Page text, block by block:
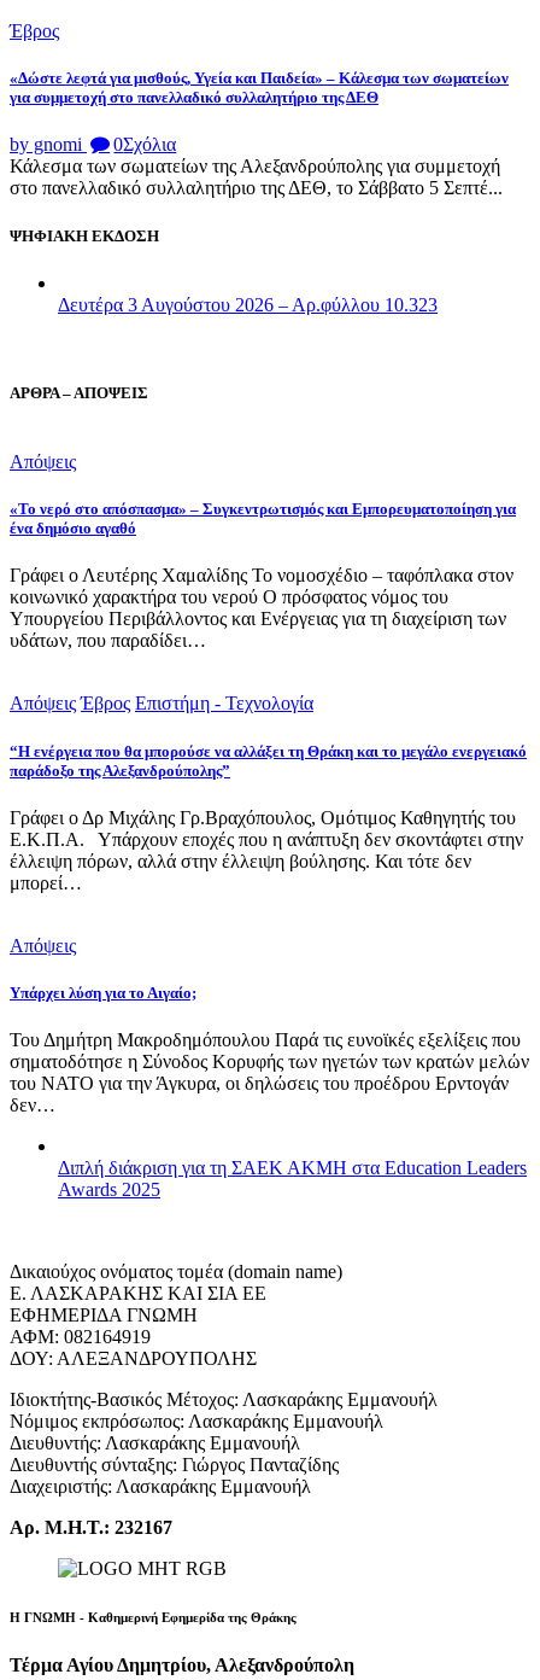
Έβρος
«Δώστε λεφτά για μισθούς, Υγεία και Παιδεία» – Κάλεσμα των σωματείων
για συμμετοχή στο πανελλαδικό συλλαλητήριο της ΔΕΘ
by gnomi 0Σχόλια
Κάλεσμα των σωματείων της Αλεξανδρούπολης για συμμετοχή
στο πανελλαδικό συλλαλητήριο της ΔΕΘ, το Σάββατο 5 Σεπτέ...
ΨΗΦΙΑΚΗ ΕΚΔΟΣΗ
Δευτέρα 3 Αυγούστου 2026 – Αρ.φύλλου 10.323
ΑΡΘΡΑ – ΑΠΟΨΕΙΣ
Απόψεις
«Το νερό στο απόσπασμα» – Συγκεντρωτισμός και Εμπορευματοποίηση για
ένα δημόσιο αγαθό
Γράφει ο Λευτέρης Χαμαλίδης Το νομοσχέδιο – ταφόπλακα στον
κοινωνικό χαρακτήρα του νερού Ο πρόσφατος νόμος του
Υπουργείου Περιβάλλοντος και Ενέργειας για τη διαχείριση των
υδάτων, που παραδίδει…
Απόψεις Έβρος Επιστήμη - Τεχνολογία
“Η ενέργεια που θα μπορούσε να αλλάξει τη Θράκη και το μεγάλο ενεργειακό
παράδοξο της Αλεξανδρούπολης”
Γράφει ο Δρ Μιχάλης Γρ.Βραχόπουλος, Ομότιμος Καθηγητής του
Ε.Κ.Π.Α. Υπάρχουν εποχές που η ανάπτυξη δεν σκοντάφτει στην
έλλειψη πόρων, αλλά στην έλλειψη βούλησης. Και τότε δεν
μπορεί…
Απόψεις
Υπάρχει λύση για το Αιγαίο;
Του Δημήτρη Μακροδημόπουλου Παρά τις ευνοϊκές εξελίξεις που
σηματοδότησε η Σύνοδος Κορυφής των ηγετών των κρατών μελών
του ΝΑΤΟ για την Άγκυρα, οι δηλώσεις του προέδρου Ερντογάν
δεν…
Διπλή διάκριση για τη ΣΑΕΚ ΑΚΜΗ στα Education Leaders
Awards 2025
Δικαιούχος ονόματος τομέα (domain name)
Ε. ΛΑΣΚΑΡΑΚΗΣ ΚΑΙ ΣΙΑ ΕΕ
ΕΦΗΜΕΡΙΔΑ ΓΝΩΜΗ
ΑΦΜ: 082164919
ΔΟΥ: ΑΛΕΞΑΝΔΡΟΥΠΟΛΗΣ
Ιδιοκτήτης-Βασικός Μέτοχος: Λασκαράκης Εμμανουήλ
Νόμιμος εκπρόσωπος: Λασκαράκης Εμμανουήλ
Διευθυντής: Λασκαράκης Εμμανουήλ
Διευθυντής σύνταξης: Γιώργος Πανταζίδης
Διαχειριστής: Λασκαράκης Εμμανουήλ
Αρ. Μ.Η.Τ.: 232167
Η ΓΝΩΜΗ - Καθημερινή Εφημερίδα της Θράκης
Τέρμα Αγίου Δημητρίου, Αλεξανδρούπολη